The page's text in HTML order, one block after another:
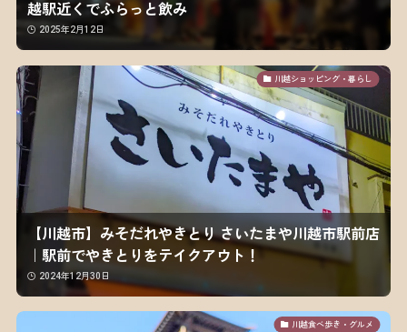
越駅近くでふらっと飲み
2025年2月12日
川越ショッピング・暮らし
【川越市】みそだれやきとり さいたまや川越市駅前店
｜駅前でやきとりをテイクアウト！
2024年12月30日
川越食べ歩き・グルメ